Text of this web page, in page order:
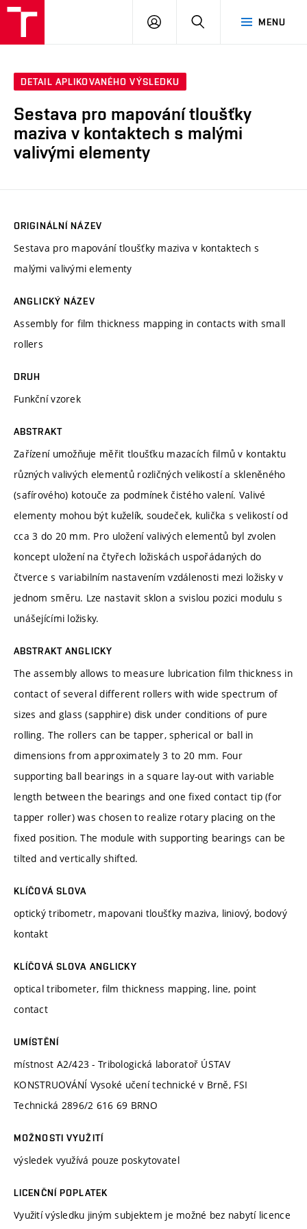
MENU
PŘIHLÁSIT
DETAIL APLIKOVANÉHO VÝSLEDKU
Sestava pro mapování tloušťky
maziva v kontaktech s malými
valivými elementy
ORIGINÁLNÍ NÁZEV
Sestava pro mapování tloušťky maziva v kontaktech s
malými valivými elementy
ANGLICKÝ NÁZEV
Assembly for film thickness mapping in contacts with small
rollers
DRUH
Funkční vzorek
ABSTRAKT
Zařízení umožňuje měřit tloušťku mazacích filmů v kontaktu
různých valivých elementů rozličných velikostí a skleněného
(safírového) kotouče za podmínek čistého valení. Valivé
elementy mohou být kuželík, soudeček, kulička s velikostí od
cca 3 do 20 mm. Pro uložení valivých elementů byl zvolen
koncept uložení na čtyřech ložiskách uspořádaných do
čtverce s variabilním nastavením vzdálenosti mezi ložisky v
jednom směru. Lze nastavit sklon a svislou pozici modulu s
unášejícími ložisky.
ABSTRAKT ANGLICKY
The assembly allows to measure lubrication film thickness in
contact of several different rollers with wide spectrum of
sizes and glass (sapphire) disk under conditions of pure
rolling. The rollers can be tapper, spherical or ball in
dimensions from approximately 3 to 20 mm. Four
supporting ball bearings in a square lay-out with variable
length between the bearings and one fixed contact tip (for
tapper roller) was chosen to realize rotary placing on the
fixed position. The module with supporting bearings can be
tilted and vertically shifted.
KLÍČOVÁ SLOVA
optický tribometr, mapovani tloušťky maziva, liniový, bodový
kontakt
KLÍČOVÁ SLOVA ANGLICKY
optical tribometer, film thickness mapping, line, point
contact
UMÍSTĚNÍ
místnost A2/423 - Tribologická laboratoř ÚSTAV
KONSTRUOVÁNÍ Vysoké učení technické v Brně, FSI
Technická 2896/2 616 69 BRNO
MOŽNOSTI VYUŽITÍ
výsledek využívá pouze poskytovatel
LICENČNÍ POPLATEK
Využití výsledku jiným subjektem je možné bez nabytí licence